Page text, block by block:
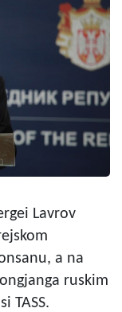
Lavrov
a na
ruskim
TASS.